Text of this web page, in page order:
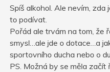
Spíš alkohol. Ale nevím, zda
to podívat.
Pořád ale trvám na tom, že
smysl…ale jde o dotace…a
sportovního ducha nebo o
PS. Možná by se měla začít